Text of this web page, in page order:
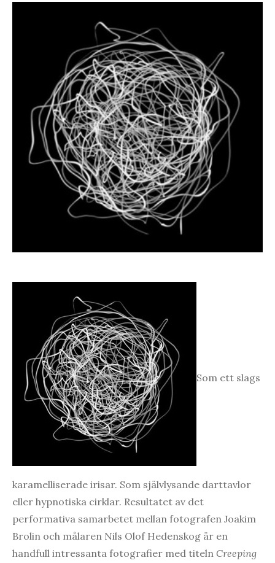
Som ett slags
karamelliserade irisar. Som självlysande darttavlor
eller hypnotiska cirklar. Resultatet av det
performativa samarbetet mellan fotografen Joakim
Brolin och målaren Nils Olof Hedenskog är en
handfull intressanta fotografier med titeln Creeping